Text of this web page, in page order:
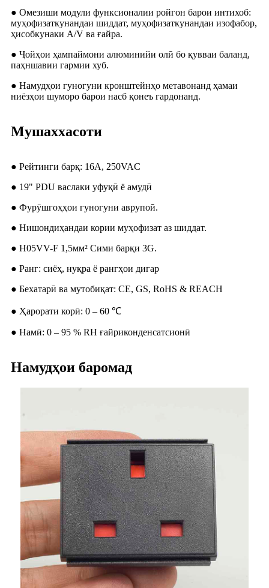
● Омезиши модули функсионалии ройгон барои интихоб:
муҳофизаткунандаи шиддат, муҳофизаткунандаи изофабор,
ҳисобкунаки A/V ва ғайра.
● Ҷойҳои ҳампаймони алюминийи олӣ бо қувваи баланд,
паҳншавии гармии хуб.
● Намудҳои гуногуни кронштейнҳо метавонанд ҳамаи
ниёзҳои шуморо барои насб қонеъ гардонанд.
Мушаххасоти
● Рейтинги барқ: 16A, 250VAC
● 19" PDU васлаки уфуқӣ ё амудӣ
● Фурӯшгоҳҳои гуногуни аврупоӣ.
● Нишондиҳандаи кории муҳофизат аз шиддат.
● H05VV-F 1,5мм² Сими барқи 3G.
● Ранг: сиёҳ, нуқра ё рангҳои дигар
● Бехатарӣ ва мутобиқат: CE, GS, RoHS & REACH
● Ҳарорати корӣ: 0 – 60 ℃
● Намӣ: 0 – 95 % RH ғайриконденсатсионӣ
Намудҳои баромад